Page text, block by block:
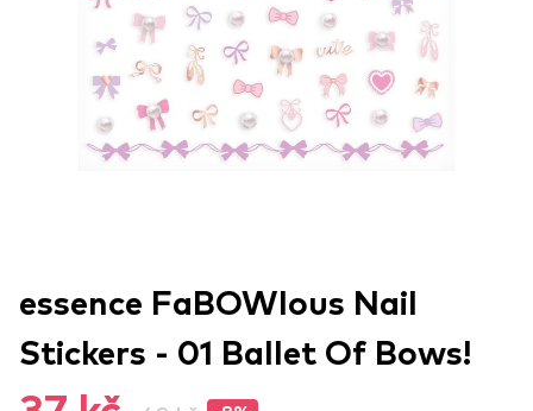
essence FaBOWlous Nail
Stickers - 01 Ballet Of Bows!